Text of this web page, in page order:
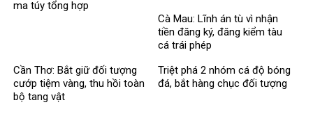
ma túy tổng hợp
Cà Mau: Lĩnh án tù vì nhận
tiền đăng ký, đăng kiểm tàu
cá trái phép
Cần Thơ: Bắt giữ đối tượng
cướp tiệm vàng, thu hồi toàn
bộ tang vật
Triệt phá 2 nhóm cá độ bóng
đá, bắt hàng chục đối tượng